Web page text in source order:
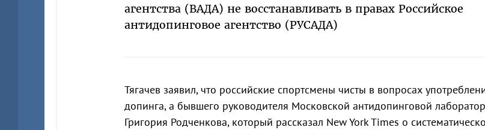
агентства (ВАДА) не восстанавливать в правах Российское
антидопинговое агентство (РУСАДА)
Тягачев заявил, что российские спортсмены чисты в вопросах
допинга, а бывшего руководителя Московской антидопинговой
Григория Родченкова, который рассказал New York Times о